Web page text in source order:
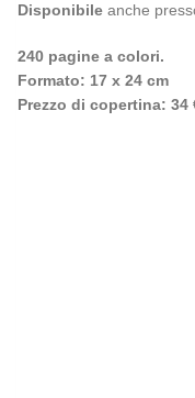
Disponibile anche
240 pagine a colori.
Formato: 17 x 24 cm
Prezzo di copertina: 34